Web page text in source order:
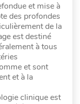
et mise à
des profondes
de la
est destiné
à tous
et sont
et à la
clinique est